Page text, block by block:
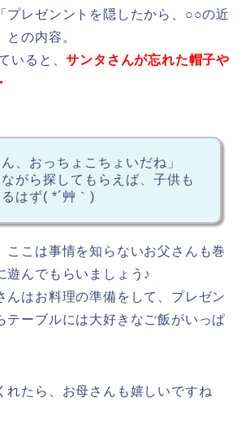
プレゼンントを隠したから、○○の近
との内容。
いると、サンタさんが忘れた帽子や
ん、おっちょこちょいだね」
がら探してもらえば、子供も
はず( *´艸｀)
ここは事情を知らないお父さんも巻
遊んでもらいましょう♪
んはお料理の準備をして、プレゼン
テーブルには大好きなご飯がいっぱ
れたら、お母さんも嬉しいですね